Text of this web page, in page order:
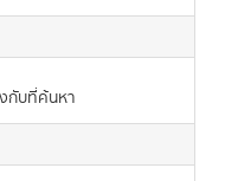
กับที่ค้นหา